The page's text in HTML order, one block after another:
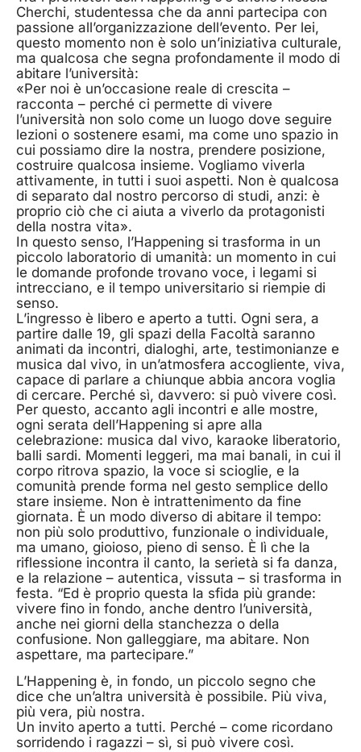
Cherchi, studentessa che da anni partecipa con
passione all’organizzazione dell’evento. Per lei,
questo momento non è solo un’iniziativa culturale,
ma qualcosa che segna profondamente il modo di
abitare l’università:
«Per noi è un’occasione reale di crescita –
racconta – perché ci permette di vivere
l’università non solo come un luogo dove seguire
lezioni o sostenere esami, ma come uno spazio in
cui possiamo dire la nostra, prendere posizione,
costruire qualcosa insieme. Vogliamo viverla
attivamente, in tutti i suoi aspetti. Non è qualcosa
di separato dal nostro percorso di studi, anzi: è
proprio ciò che ci aiuta a viverlo da protagonisti
della nostra vita».
In questo senso, l’Happening si trasforma in un
piccolo laboratorio di umanità: un momento in cui
le domande profonde trovano voce, i legami si
intrecciano, e il tempo universitario si riempie di
senso.
L’ingresso è libero e aperto a tutti. Ogni sera, a
partire dalle 19, gli spazi della Facoltà saranno
animati da incontri, dialoghi, arte, testimonianze e
musica dal vivo, in un’atmosfera accogliente, viva,
capace di parlare a chiunque abbia ancora voglia
di cercare. Perché sì, davvero: si può vivere così.
Per questo, accanto agli incontri e alle mostre,
ogni serata dell’Happening si apre alla
celebrazione: musica dal vivo, karaoke liberatorio,
balli sardi. Momenti leggeri, ma mai banali, in cui il
corpo ritrova spazio, la voce si scioglie, e la
comunità prende forma nel gesto semplice dello
stare insieme. Non è intrattenimento da fine
giornata. È un modo diverso di abitare il tempo:
non più solo produttivo, funzionale o individuale,
ma umano, gioioso, pieno di senso. È lì che la
riflessione incontra il canto, la serietà si fa danza,
e la relazione – autentica, vissuta – si trasforma in
festa. “Ed è proprio questa la sfida più grande:
vivere fino in fondo, anche dentro l’università,
anche nei giorni della stanchezza o della
confusione. Non galleggiare, ma abitare. Non
aspettare, ma partecipare.”
L’Happening è, in fondo, un piccolo segno che
dice che un’altra università è possibile. Più viva,
più vera, più nostra.
Un invito aperto a tutti. Perché – come ricordano
sorridendo i ragazzi – sì, si può vivere così.